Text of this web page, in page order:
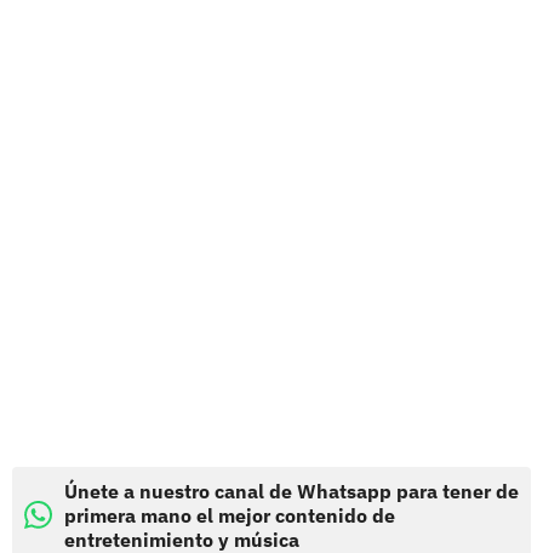
Únete a nuestro canal de Whatsapp para tener de
primera mano el mejor contenido de
entretenimiento y música